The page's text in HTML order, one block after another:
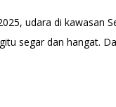
udara di kawasan
segar dan hangat.